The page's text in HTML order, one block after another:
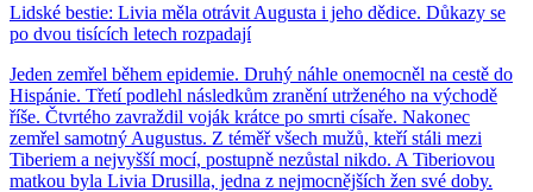
Lidské bestie: Livia měla otrávit Augusta i jeho dědice. Důkazy se
po dvou tisících letech rozpadají
Jeden zemřel během epidemie. Druhý náhle onemocněl na cestě do
Hispánie. Třetí podlehl následkům zranění utrženého na východě
říše. Čtvrtého zavraždil voják krátce po smrti císaře. Nakonec
zemřel samotný Augustus. Z téměř všech mužů, kteří stáli mezi
Tiberiem a nejvyšší mocí, postupně nezůstal nikdo. A Tiberiovou
matkou byla Livia Drusilla, jedna z nejmocnějších žen své doby.